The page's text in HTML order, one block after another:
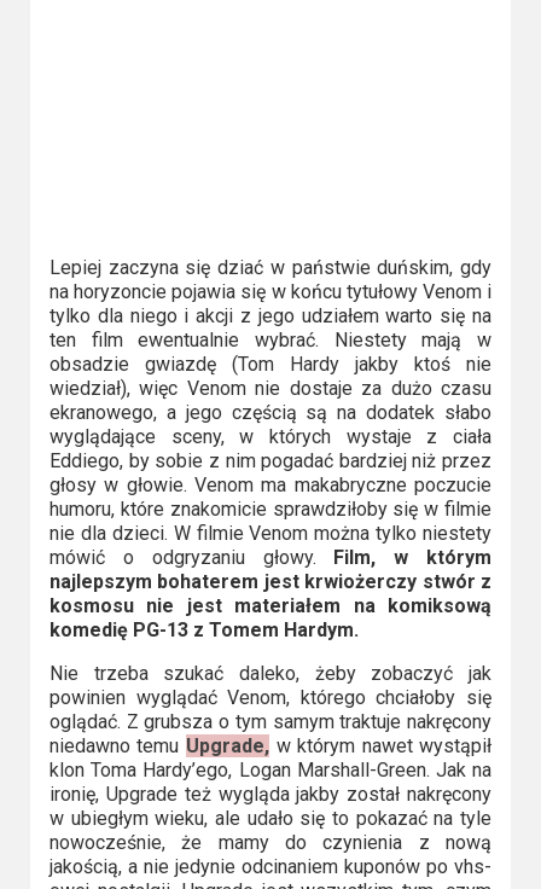
Lepiej zaczyna się dziać w państwie duńskim, gdy
na horyzoncie pojawia się w końcu tytułowy Venom i
tylko dla niego i akcji z jego udziałem warto się na
ten film ewentualnie wybrać. Niestety mają w
obsadzie gwiazdę (Tom Hardy jakby ktoś nie
wiedział), więc Venom nie dostaje za dużo czasu
ekranowego, a jego częścią są na dodatek słabo
wyglądające sceny, w których wystaje z ciała
Eddiego, by sobie z nim pogadać bardziej niż przez
głosy w głowie. Venom ma makabryczne poczucie
humoru, które znakomicie sprawdziłoby się w filmie
nie dla dzieci. W filmie Venom można tylko niestety
mówić o odgryzaniu głowy. Film, w którym
najlepszym bohaterem jest krwiożerczy stwór z
kosmosu nie jest materiałem na komiksową
komedię PG-13 z Tomem Hardym.
Nie trzeba szukać daleko, żeby zobaczyć jak
powinien wyglądać Venom, którego chciałoby się
oglądać. Z grubsza o tym samym traktuje nakręcony
niedawno temu Upgrade, w którym nawet wystąpił
klon Toma Hardy’ego, Logan Marshall-Green. Jak na
ironię, Upgrade też wygląda jakby został nakręcony
w ubiegłym wieku, ale udało się to pokazać na tyle
nowocześnie, że mamy do czynienia z nową
jakością, a nie jedynie odcinaniem kuponów po vhs-